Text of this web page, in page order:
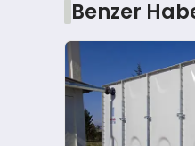
Benzer